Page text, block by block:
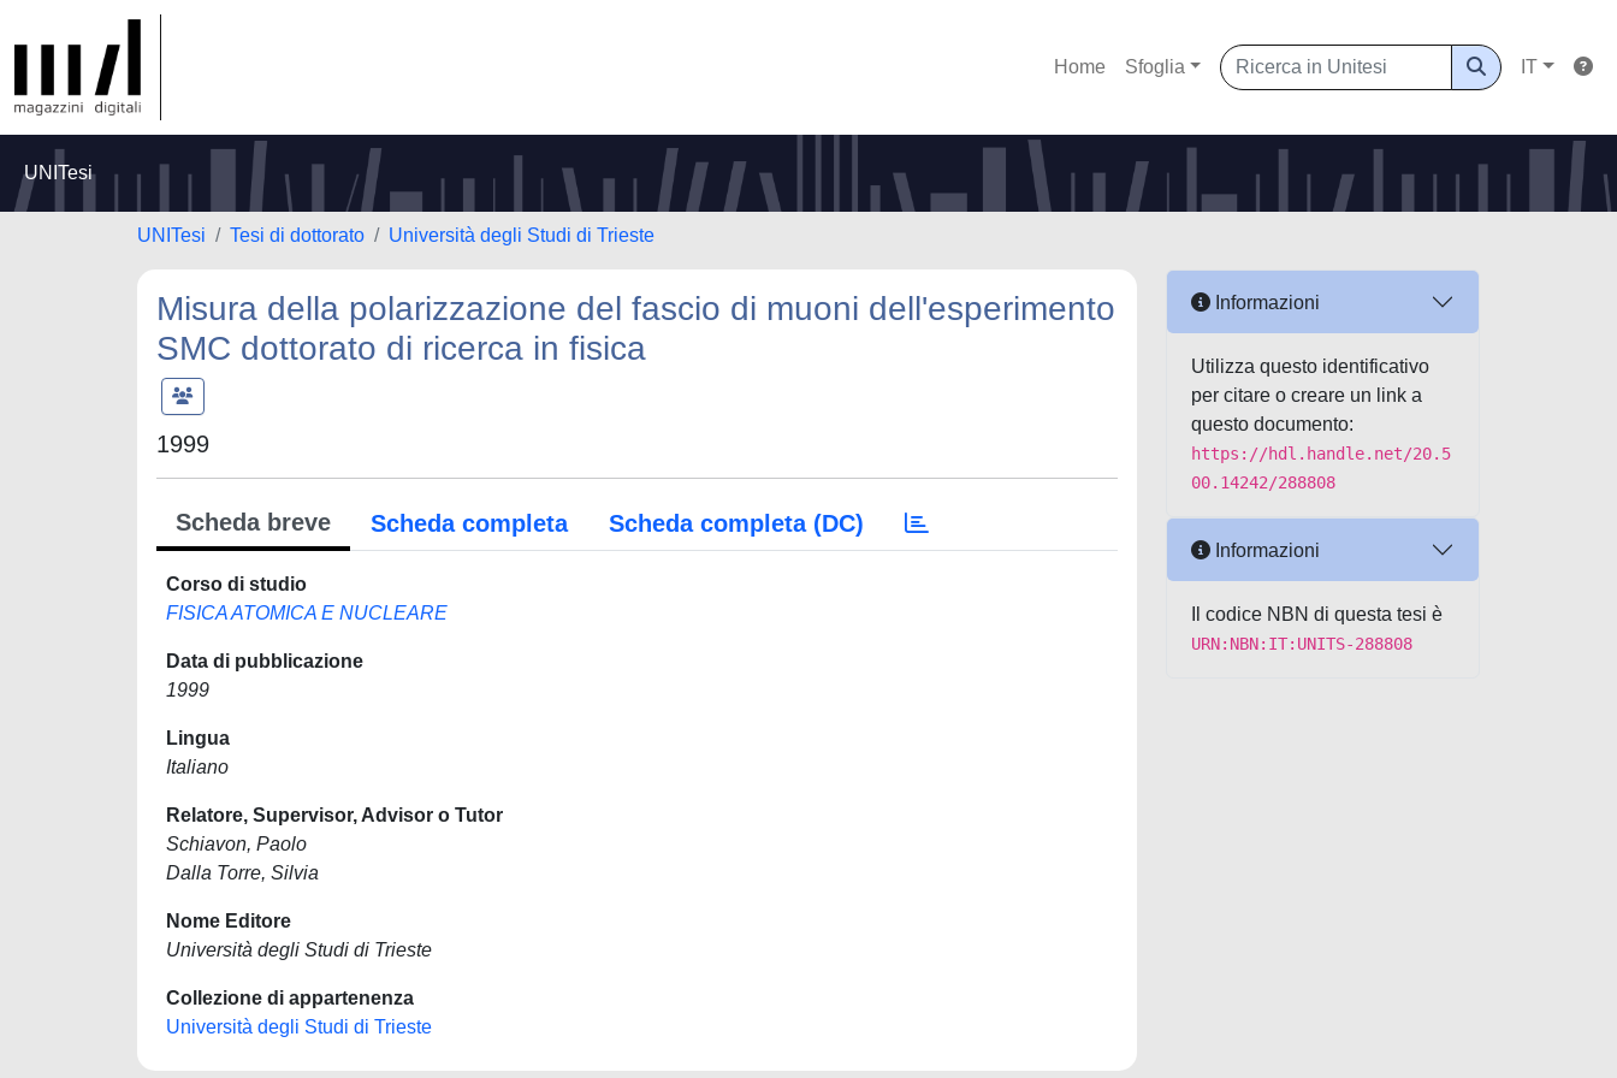
Home Sfoglia IT
UNITesi
UNITesi Tesi di dottorato Università degli Studi di Trieste
Misura della polarizzazione del fascio di muoni dell'esperimento
SMC dottorato di ricerca in fisica
1999
Scheda breve Scheda completa Scheda completa (DC)
Corso di studio
FISICA ATOMICA E NUCLEARE
Data di pubblicazione
1999
Lingua
Italiano
Relatore, Supervisor, Advisor o Tutor
Schiavon, Paolo
Dalla Torre, Silvia
Nome Editore
Università degli Studi di Trieste
Collezione di appartenenza
Università degli Studi di Trieste
Informazioni
Utilizza questo identificativo
per citare o creare un link a
questo documento:
https://hdl.handle.net/20.5
00.14242/288808
Informazioni
Il codice NBN di questa tesi è
URN:NBN:IT:UNITS-288808